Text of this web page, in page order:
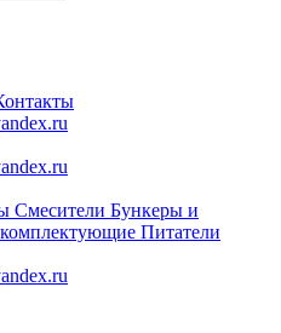
Смесители Бункеры и
Питатели